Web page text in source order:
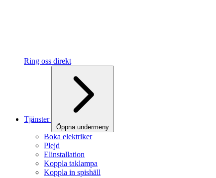
Ring oss direkt
Tjänster
Öppna undermeny
Boka elektriker
Plejd
Elinstallation
Koppla taklampa
Koppla in spishäll